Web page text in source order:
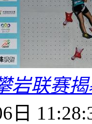
岩联赛
日